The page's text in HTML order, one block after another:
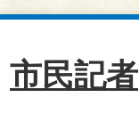
市民記者